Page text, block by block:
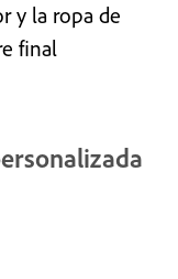
y la ropa de
final